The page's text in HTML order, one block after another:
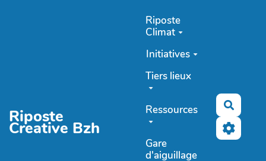
Riposte
Creative Bzh
Riposte
Climat
Initiatives
Tiers lieux
Ressources
Gare
d'aiguillage